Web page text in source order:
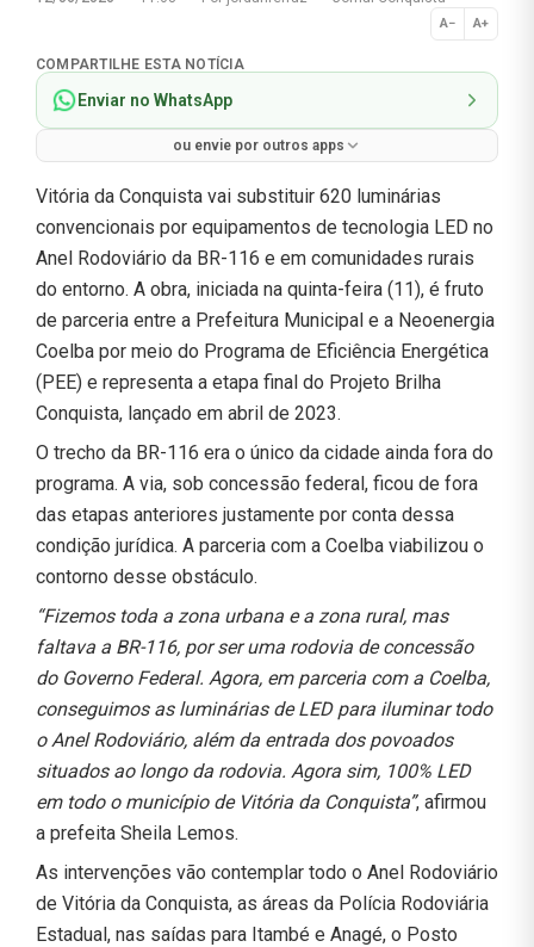
A− A+
Normal
COMPARTILHE ESTA NOTÍCIA
Enviar no WhatsApp
ou envie por outros apps
Vitória da Conquista vai substituir 620 luminárias
convencionais por equipamentos de tecnologia LED no
Anel Rodoviário da BR-116 e em comunidades rurais
do entorno. A obra, iniciada na quinta-feira (11), é fruto
de parceria entre a Prefeitura Municipal e a Neoenergia
Coelba por meio do Programa de Eficiência Energética
(PEE) e representa a etapa final do Projeto Brilha
Conquista, lançado em abril de 2023.
O trecho da BR-116 era o único da cidade ainda fora do
programa. A via, sob concessão federal, ficou de fora
das etapas anteriores justamente por conta dessa
condição jurídica. A parceria com a Coelba viabilizou o
contorno desse obstáculo.
“Fizemos toda a zona urbana e a zona rural, mas
faltava a BR-116, por ser uma rodovia de concessão
do Governo Federal. Agora, em parceria com a Coelba,
conseguimos as luminárias de LED para iluminar todo
o Anel Rodoviário, além da entrada dos povoados
situados ao longo da rodovia. Agora sim, 100% LED
em todo o município de Vitória da Conquista”, afirmou
a prefeita Sheila Lemos.
As intervenções vão contemplar todo o Anel Rodoviário
de Vitória da Conquista, as áreas da Polícia Rodoviária
Estadual, nas saídas para Itambé e Anagé, o Posto